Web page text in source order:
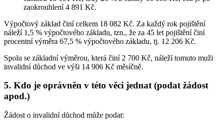
zaokrouhlení 4 891 Kč.
Výpočtový základ činí celkem 18 082 Kč. Za každý rok pojištění
náleží 1,5 % výpočtového základu, tzn., že za 45 let pojištění činí
procentní výměra 67,5 % výpočtového základu, tj. 12 206 Kč.
Spolu se základní výměrou, která činí 2 700 Kč, náleží tomuto muži
invalidní důchod ve výši 14 906 Kč měsíčně.
5. Kdo je oprávněn v této věci jednat (podat žádost
apod.)
Žádost o invalidní důchod může podat: